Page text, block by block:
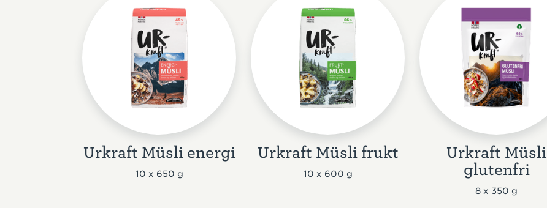
Urkraft Müsli energi
10 x 650 g
Urkraft Müsli frukt
10 x 600 g
Urkraft Müsli
glutenfri
8 x 350 g